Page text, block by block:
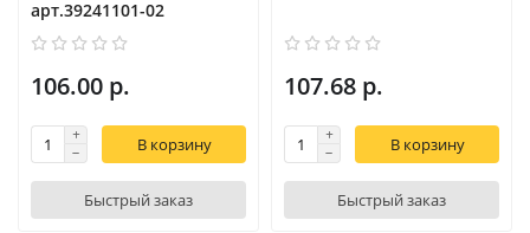
арт.39241101-02
106.00 р.
В корзину
Быстрый заказ
107.68 р.
В корзину
Быстрый заказ